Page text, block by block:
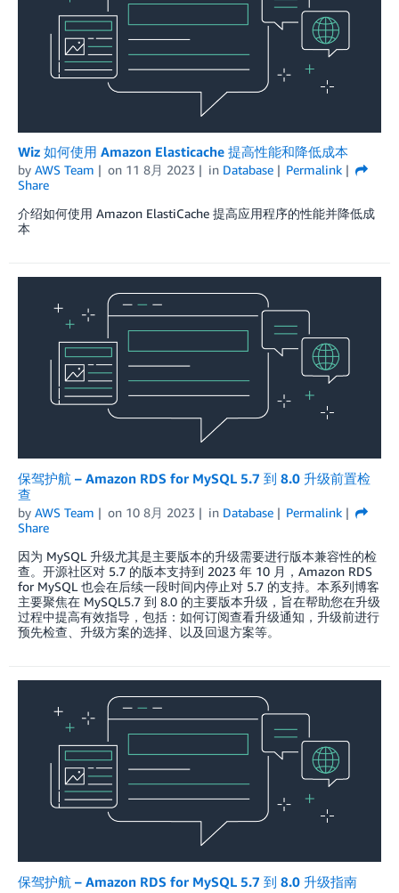
Wiz 如何使用 Amazon Elasticache 提高性能和降低成本
by AWS Team on 11 8月 2023 in Database
Permalink
Share
介绍如何使用 Amazon ElastiCache 提高应用程序的性能并降低成
本
保驾护航 – Amazon RDS for MySQL 5.7 到 8.0 升级前置检
查
by AWS Team on 10 8月 2023 in Database
Permalink
Share
因为 MySQL 升级尤其是主要版本的升级需要进行版本兼容性的检
查。开源社区对 5.7 的版本支持到 2023 年 10 月，Amazon RDS
for MySQL 也会在后续一段时间内停止对 5.7 的支持。本系列博客
主要聚焦在 MySQL5.7 到 8.0 的主要版本升级，旨在帮助您在升级
过程中提高有效指导，包括：如何订阅查看升级通知，升级前进行
预先检查、升级方案的选择、以及回退方案等。
保驾护航 – Amazon RDS for MySQL 5.7 到 8.0 升级指南